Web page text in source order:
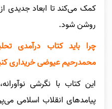
کمک می‌کند تا ابعاد جدیدی
روشن شود.
چرا باید کتاب درآمدی
محمدرحیم عیوضی خریداری
این کتاب با نگرشی
پیامدهای انقلاب اسلامی